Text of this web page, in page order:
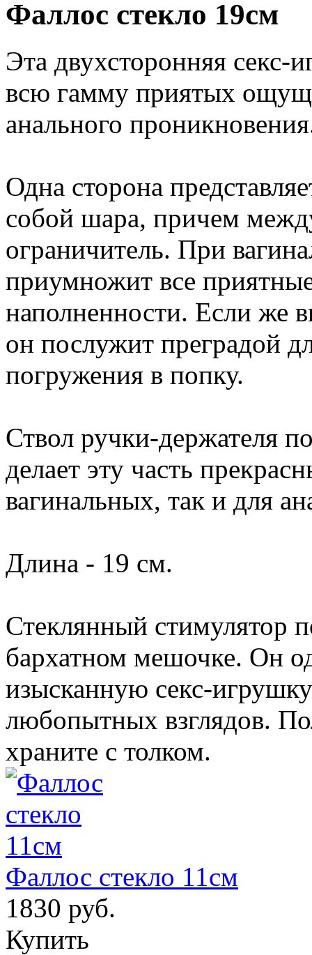
Фаллос стекло 19см
Эта двухсторонняя секс-
всю гамму приятых
анального
Одна сторона
собой шара, причем
ограничитель. При
приумножит все
наполненности. Если же
он послужит преградой
погружения в попку.
Ствол ручки-держателя
делает эту часть
вагинальных, так и для
Длина - 19 см.
Стеклянный стимулятор
бархатном мешочке. Он
изысканную секс-
любопытных взглядов.
храните с толком.
Фаллос стекло 11см
1830 руб.
Купить